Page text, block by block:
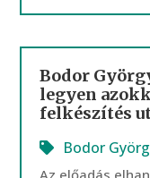
Bodor
legyen
felkészítés
Bodor